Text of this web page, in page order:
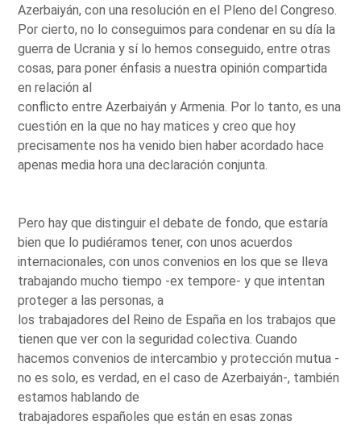
Azerbaiyán, con una resolución en el Pleno del Congreso.
Por cierto, no lo conseguimos para condenar en su día la
guerra de Ucrania y sí lo hemos conseguido, entre otras
cosas, para poner énfasis a nuestra opinión compartida
en relación al
conflicto entre Azerbaiyán y Armenia. Por lo tanto, es una
cuestión en la que no hay matices y creo que hoy
precisamente nos ha venido bien haber acordado hace
apenas media hora una declaración conjunta.
Pero hay que distinguir el debate de fondo, que estaría
bien que lo pudiéramos tener, con unos acuerdos
internacionales, con unos convenios en los que se lleva
trabajando mucho tiempo -ex tempore- y que intentan
proteger a las personas, a
los trabajadores del Reino de España en los trabajos que
tienen que ver con la seguridad colectiva. Cuando
hacemos convenios de intercambio y protección mutua -
no es solo, es verdad, en el caso de Azerbaiyán-, también
estamos hablando de
trabajadores españoles que están en esas zonas